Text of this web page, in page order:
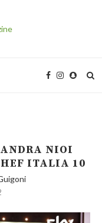
NIOI
ITALIA 10